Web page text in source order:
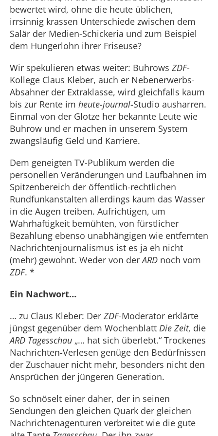
bewertet wird, ohne die heute üblichen,
irrsinnig krassen Unterschiede zwischen dem
Salär der Medien-Schickeria und zum Beispiel
dem Hungerlohn ihrer Friseuse?
Wir spekulieren etwas weiter: Buhrows ZDF-
Kollege Claus Kleber, auch er Nebenerwerbs-
Absahner der Extraklasse, wird gleichfalls kaum
bis zur Rente im heute-journal-Studio ausharren.
Einmal von der Glotze her bekannte Leute wie
Buhrow und er machen in unserem System
zwangsläufig Geld und Karriere.
Dem geneigten TV-Publikum werden die
personellen Veränderungen und Laufbahnen im
Spitzenbereich der öffentlich-rechtlichen
Rundfunkanstalten allerdings kaum das Wasser
in die Augen treiben. Aufrichtigen, um
Wahrhaftigkeit bemühten, von fürstlicher
Bezahlung ebenso unabhängigen wie entfernten
Nachrichtenjournalismus ist es ja eh nicht
(mehr) gewohnt. Weder von derARD noch vom
ZDF. *
Ein Nachwort…
… zu Claus Kleber: Der ZDF-Moderator erklärte
jüngst gegenüber dem Wochenblatt Die Zeit, die
ARD Tagesschau „… hat sich überlebt.“ Trockenes
Nachrichten-Verlesen genüge den Bedürfnissen
der Zuschauer nicht mehr, besonders nicht den
Ansprüchen der jüngeren Generation.
So schnöselt einer daher, der in seinen
Sendungen den gleichen Quark der gleichen
Nachrichtenagenturen verbreitet wie die gute